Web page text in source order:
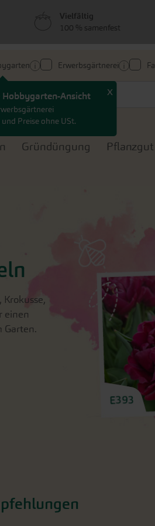
Ansicht
Preise ohne USt.
x
Erwerbsgärtnerei
Gründüngung Pflanzgut
Krokusse,
einen
Garten.
Vielfältig
100 % samenfest